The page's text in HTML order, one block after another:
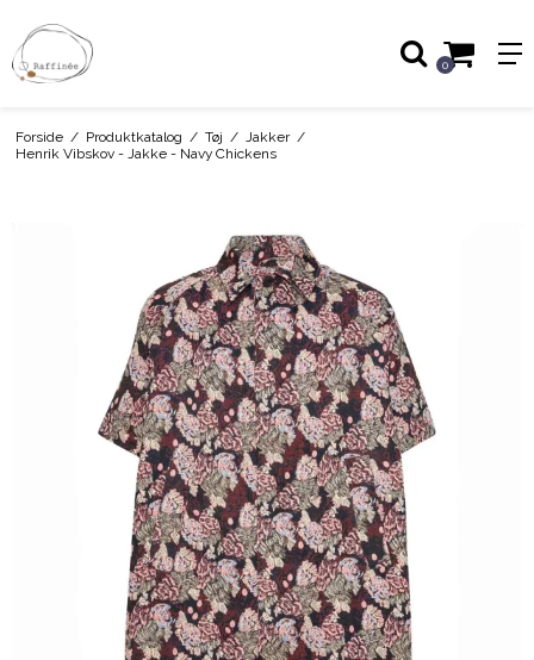
0
Forside / Produktkatalog / Tøj / Jakker /
Henrik Vibskov - Jakke - Navy Chickens